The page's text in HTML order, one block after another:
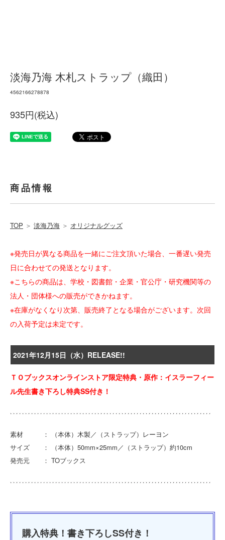
淡海乃海 木札ストラップ（織田）
4562166278878
935円(税込)
商品情報
TOP ＞ 淡海乃海 ＞ オリジナルグッズ
※発売日が異なる商品を一緒にご注文頂いた場合、一番遅い発売
日に合わせての発送となります。
※こちらの商品は、学校・図書館・企業・官公庁・研究機関等の
法人・団体様への販売ができかねます。
※在庫がなくなり次第、販売終了となる場合がございます。次回
の入荷予定は未定です。
2021年12月15日（水）RELEASE!!
ＴＯブックスオンラインストア限定特典・原作：イスラーフィー
ル先生書き下ろし特典SS付き！
素材 ： （本体）木製／（ストラップ）レーヨン
サイズ ： （本体）50mm×25mm／（ストラップ）約10cm
発売元 ： TOブックス
購入特典！書き下ろしSS付き！